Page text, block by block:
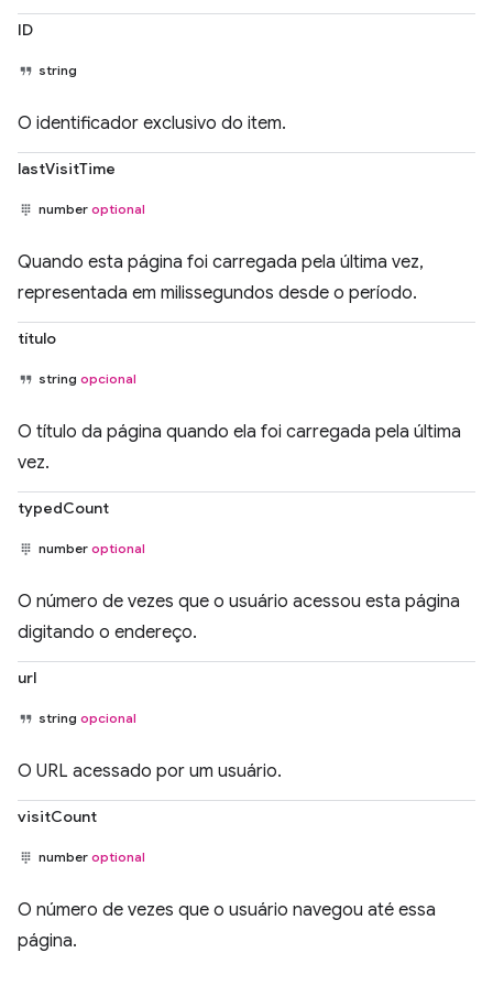
ID
string
O identificador exclusivo do item.
lastVisitTime
number optional
Quando esta página foi carregada pela última vez,
representada em milissegundos desde o período.
título
string opcional
O título da página quando ela foi carregada pela última
vez.
typedCount
number optional
O número de vezes que o usuário acessou esta página
digitando o endereço.
url
string opcional
O URL acessado por um usuário.
visitCount
number optional
O número de vezes que o usuário navegou até essa
página.